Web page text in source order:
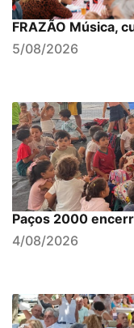
FRAZÃO Música,
5/08/2026
Paços 2000
4/08/2026